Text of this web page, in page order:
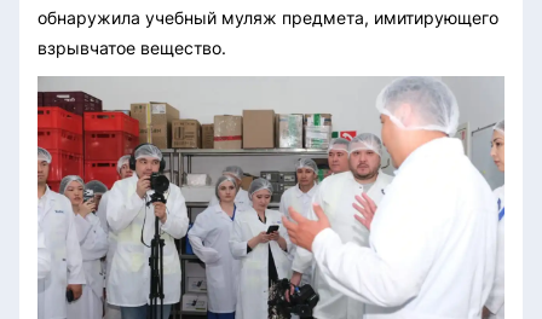
обнаружила учебный муляж предмета, имитирующего
взрывчатое вещество.